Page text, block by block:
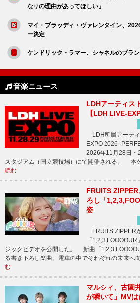
なりの理由があってほしい」
マイ・ブラッディ・ヴァレンタイン、
ー決定
ケンドリック・ラマー、シャネルのブラ
音楽ニュース
LDHアーティス
【LDH LIVE-
LDH所属アーテ
EXPO 2026 -
2026年11月28日・
スタジアム（国立競技場）にて開催される。 本
読む
FRUITS
ろし「
姿
FRUITS ZIPPER
「
ジックビデオを公開した。 新曲「
る書き下ろし楽曲。電車の中でそれぞれの未来へ
む
マルシィ、古園
が瞬いて」MV